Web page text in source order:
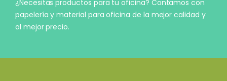
¿Necesitas productos para tu oficina? Contamos con
papelería y material para oficina de la mejor calidad y
al mejor precio.